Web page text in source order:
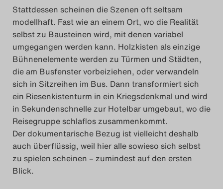
Stattdessen scheinen die Szenen oft seltsam
modellhaft. Fast wie an einem Ort, wo die Realität
selbst zu Bausteinen wird, mit denen variabel
umgegangen werden kann. Holzkisten als einzige
Bühnenelemente werden zu Türmen und Städten,
die am Busfenster vorbeiziehen, oder verwandeln
sich in Sitzreihen im Bus. Dann transformiert sich
ein Riesenkistenturm in ein Kriegsdenkmal und wird
in Sekundenschnelle zur Hotelbar umgebaut, wo die
Reisegruppe schlaflos zusammenkommt.
Der dokumentarische Bezug ist vielleicht deshalb
auch überflüssig, weil hier alle sowieso sich selbst
zu spielen scheinen – zumindest auf den ersten
Blick.